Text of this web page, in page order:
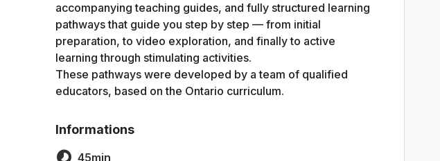
accompanying teaching guides, and fully structured learning
pathways that guide you step by step — from initial
preparation, to video exploration, and finally to active
learning through stimulating activities.
These pathways were developed by a team of qualified
educators, based on the Ontario curriculum.
Informations
45min